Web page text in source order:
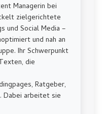
Managerin bei
zielgerichtete
und Social Media –
und nah an
Ihr Schwerpunkt
die
Ratgeber,
Dabei arbeitet sie